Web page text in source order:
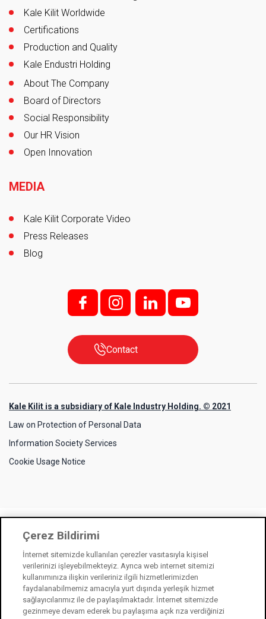
Kale Kilit Worldwide
Certifications
Production and Quality
Kale Endustri Holding
About The Company
Board of Directors
Social Responsibility
Our HR Vision
Open Innovation
MEDIA
Kale Kilit Corporate Video
Press Releases
Blog
f; i; l y
Contact
Kale Kilit is a subsidiary of Kale Industry Holding. © 2021
Law on Protection of Personal Data
Information Society Services
Cookie Usage Notice
Çerez Bildirimi
İnternet sitemizde kullanılan çerezler vasıtasıyla kişisel
verilerinizi işleyebilmekteyiz. Ayrıca web internet sitemizi
kullanımınıza ilişkin verileriniz ilgili hizmetlerimizden
faydalanabilmemiz amacıyla yurt dışında yerleşik hizmet
sağlayıcılarımız ile de paylaşılmaktadır. İnternet sitemizde
gezinmeye devam ederek bu paylaşıma açık rıza verdiğinizi